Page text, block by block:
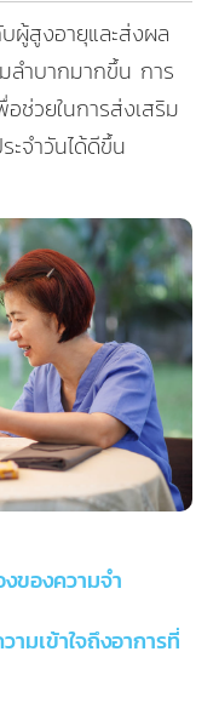
ผู้สูงอายุและส่งผล
ลำบากมากขึ้น การ
ช่วยในการส่งเสริม
ะจำวันได้ดีขึ้น
ของความจำ
มเข้าใจถึงอาการที่